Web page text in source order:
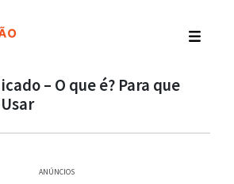
– O que é? Para que
ANÚNCIOS